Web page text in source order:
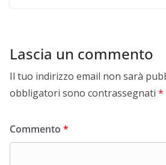
Lascia un commento
Il tuo indirizzo email non sarà
obbligatori sono contrassegnati *
Commento *